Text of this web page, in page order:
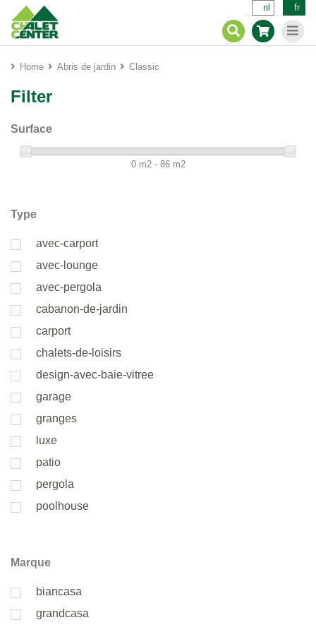
nl fr
Home Abris de jardin Classic
Filter
Surface
0 m2 - 86 m2
Type
avec-carport
avec-lounge
avec-pergola
cabanon-de-jardin
carport
chalets-de-loisirs
design-avec-baie-vitree
garage
granges
luxe
patio
pergola
poolhouse
Marque
biancasa
grandcasa